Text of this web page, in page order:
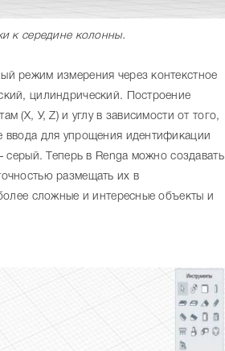
к середине колонны.
режим измерения через контекстное
цилиндрический. Построение
(Х, У, Z) и углу в зависимости от того,
для упрощения идентификации
Теперь в Renga можно создавать
размещать их в
сложные и интересные объекты и